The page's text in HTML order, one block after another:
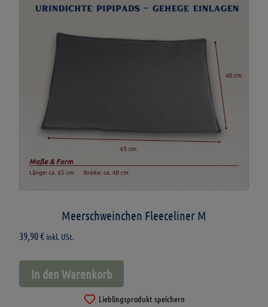
Meerschweinchen Fleeceliner M
39,90€ inkl. USt.
In den Warenkorb
Lieblingsprodukt speichern